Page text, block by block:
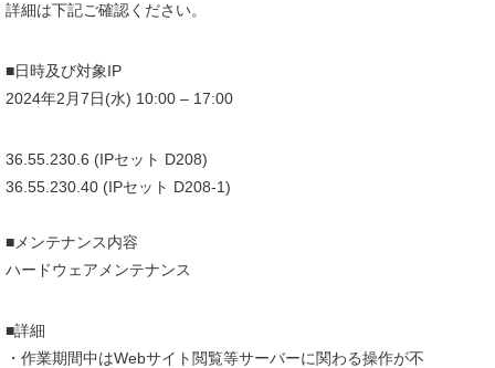
詳細は下記ご確認ください。
■日時及び対象IP
2024年2月7日(水) 10:00 – 17:00
36.55.230.6 (IPセット D208)
36.55.230.40 (IPセット D208-1)
■メンテナンス内容
ハードウェアメンテナンス
■詳細
・作業期間中はWebサイト閲覧等サーバーに関わる操作が不